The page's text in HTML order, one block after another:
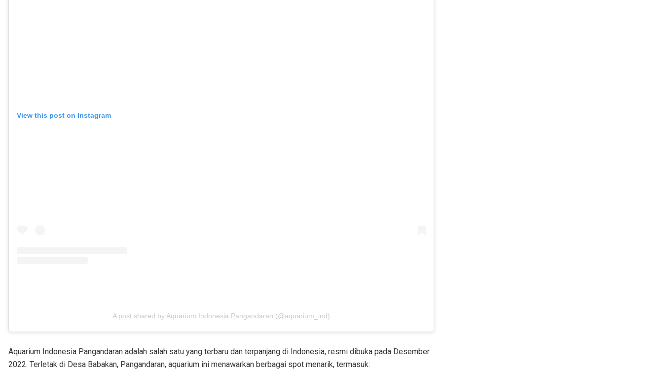
View this post on Instagram
A post shared by Aquarium Indonesia Pangandaran (@aquarium_ind)
Aquarium Indonesia Pangandaran adalah salah satu yang terbaru dan terpanjang di Indonesia, resmi dibuka pada Desember
2022. Terletak di Desa Babakan, Pangandaran, aquarium ini menawarkan berbagai spot menarik, termasuk: